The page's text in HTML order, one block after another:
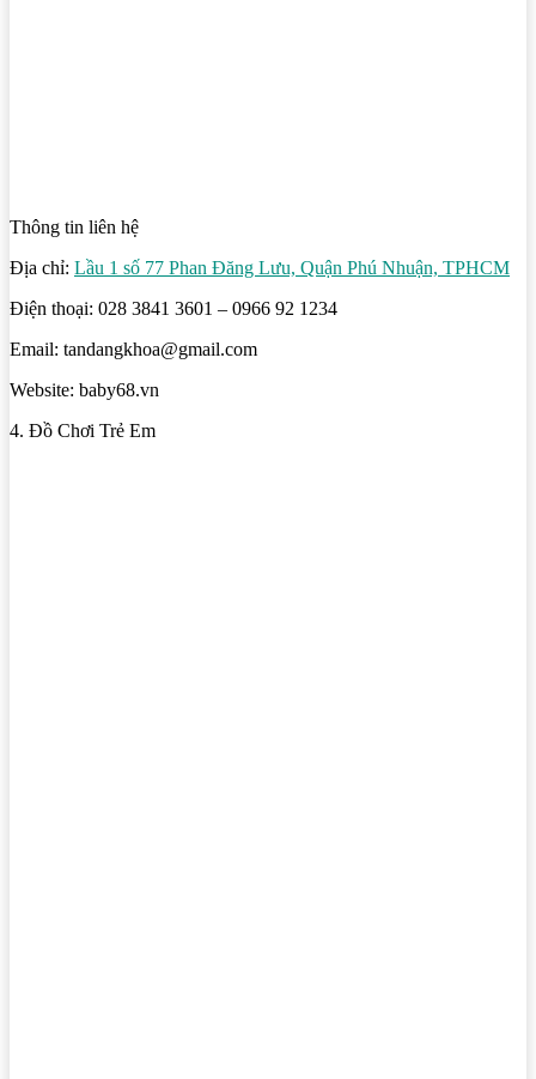
Thông tin liên hệ
Địa chỉ: Lầu 1 số 77 Phan Đăng Lưu, Quận Phú Nhuận, TPHCM
Điện thoại: 028 3841 3601 – 0966 92 1234
Email: tandangkhoa@gmail.com
Website: baby68.vn
4. Đồ Chơi Trẻ Em